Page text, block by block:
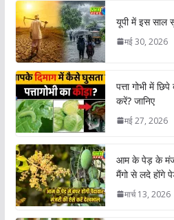
यूपी में इस
मई 30, 2026
पत्ता गोभी में
करें? जानिए
मई 27, 2026
आम के पेड़ के
मैंगो से लदे होंगे
मार्च 13, 2026